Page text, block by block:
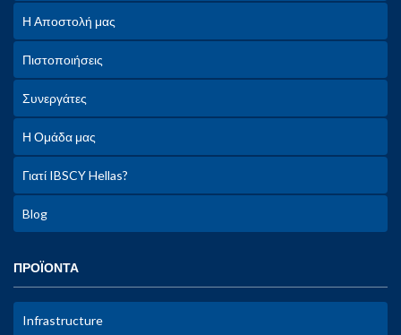
Η Αποστολή μας
Πιστοποιήσεις
Συνεργάτες
Η Ομάδα μας
Γιατί IBSCY Hellas?
Blog
ΠΡΟΪΟΝΤΑ
Infrastructure